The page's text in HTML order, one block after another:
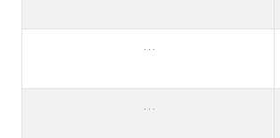
,
,
,
,
,
,